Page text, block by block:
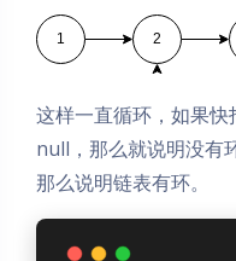
2
1
这样一直循环，如果
null，那么就说明没有
那么说明链表有环。